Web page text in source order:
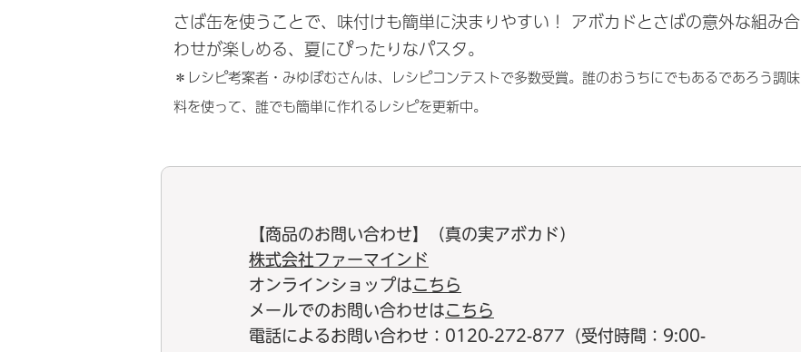
さば缶を使うことで、味付けも簡単に決まりやすい！ アボカドとさばの意外な組み合
わせが楽しめる、夏にぴったりなパスタ。
＊レシピ考案者・みゆぽむさんは、レシピコンテストで多数受賞。誰のおうちにでもあるであろう調味
料を使って、誰でも簡単に作れるレシピを更新中。
【商品のお問い合わせ】（真の実アボカド）
株式会社ファーマインド
オンラインショップはこちら
メールでのお問い合わせはこちら
電話によるお問い合わせ：0120-272-877（受付時間：9:00-